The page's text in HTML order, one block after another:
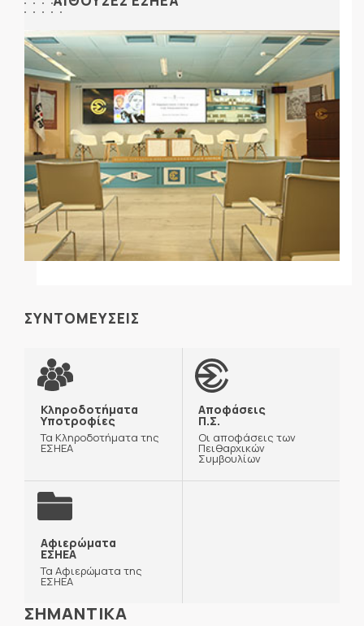
ΣΥΝΤΟΜΕΥΣΕΙΣ
Κληροδοτήματα
Υποτροφίες
Τα Κληροδοτήματα της
ΕΣΗΕΑ
Αποφάσεις
Π.Σ.
Οι αποφάσεις των
Πειθαρχικών
Συμβουλίων
Αφιερώματα
ΕΣΗΕΑ
Τα Αφιερώματα της
ΕΣΗΕΑ
ΣΗΜΑΝΤΙΚΑ